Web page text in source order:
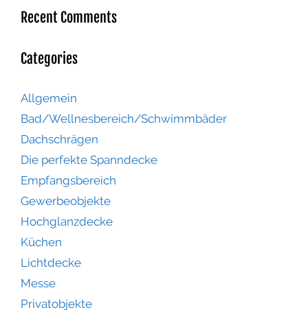
Recent Comments
Categories
Allgemein
Bad/Wellnesbereich/Schwimmbäder
Dachschrägen
Die perfekte Spanndecke
Empfangsbereich
Gewerbeobjekte
Hochglanzdecke
Küchen
Lichtdecke
Messe
Privatobjekte